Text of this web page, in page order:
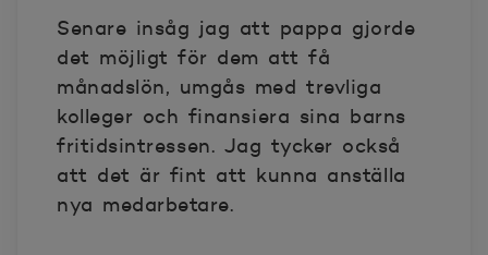
Senare insåg jag att pappa gjorde
det möjligt för dem att få
månadslön, umgås med trevliga
kolleger och finansiera sina barns
fritidsintressen. Jag tycker också
att det är fint att kunna anställa
nya medarbetare.